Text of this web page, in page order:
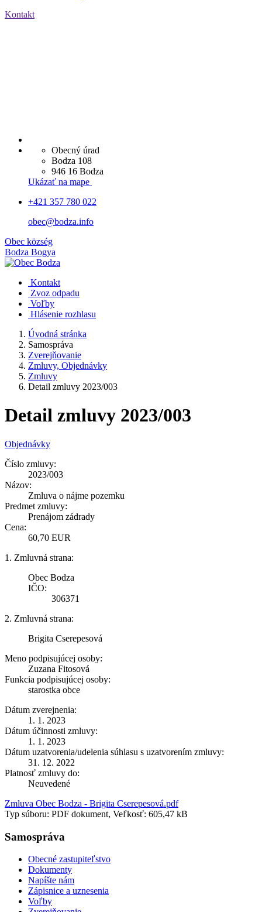
Kontakt
Obecný úrad
Bodza 108
946 16 Bodza
Ukázať na mape
+421 357 780 022
obec@bodza.info
Obec község
Bodza Bogya
Kontakt
Zvoz odpadu
Voľby
Hlásenie rozhlasu
Úvodná stránka
Samospráva
Zverejňovanie
Zmluvy, Objednávky
Zmluvy
Detail zmluvy 2023/003
Detail zmluvy 2023/003
Objednávky
Číslo zmluvy:
2023/003
Názov:
Zmluva o nájme pozemku
Predmet zmluvy:
Prenájom zádrady
Cena:
60,70 EUR
1. Zmluvná strana:
Obec Bodza
IČO:
306371
2. Zmluvná strana:
Brigita Cserepesová
Meno podpisujúcej osoby:
Zuzana Fitosová
Funkcia podpisujúcej osoby:
starostka obce
Dátum zverejnenia:
1. 1. 2023
Dátum účinnosti zmluvy:
1. 1. 2023
Dátum uzatvorenia/udelenia súhlasu s uzatvorením zmluvy:
31. 12. 2022
Platnosť zmluvy do:
Neuvedené
Zmluva Obec Bodza - Brigita Cserepesová.pdf
Typ súboru: PDF dokument, Veľkosť: 605,47 kB
Samospráva
Obecné zastupiteľstvo
Dokumenty
Napíšte nám
Zápisnice a uznesenia
Voľby